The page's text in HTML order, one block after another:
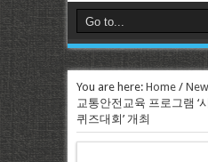
You are here: Home/
교통안전교육 프로그램 ‘
퀴즈대회’ 개최